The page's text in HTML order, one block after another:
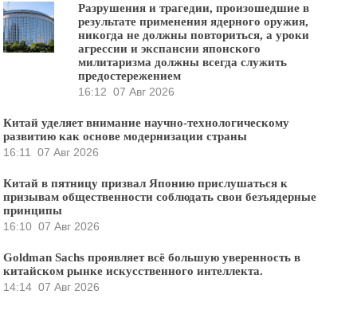
Разрушения и трагедии, произошедшие в
результате применения ядерного оружия,
никогда не должны повториться, а уроки
агрессии и экспансии японского
милитаризма должны всегда служить
предостережением
16:12 07 Авг 2026
Китай уделяет внимание научно-технологическому
развитию как основе модернизации страны
16:11
07 Авг 2026
Китай в пятницу призвал Японию прислушаться к
призывам общественности соблюдать свои безъядерные
принципы
16:10 07 Авг 2026
Goldman Sachs проявляет всё большую уверенность в
китайском рынке искусственного интеллекта.
14:14 07 Авг 2026